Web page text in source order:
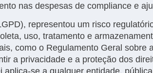
nas despesas de compliance e
representou um risco
uso, tratamento e
como o Regulamento Geral sobre
a privacidade e a proteção dos
se a qualquer entidade,